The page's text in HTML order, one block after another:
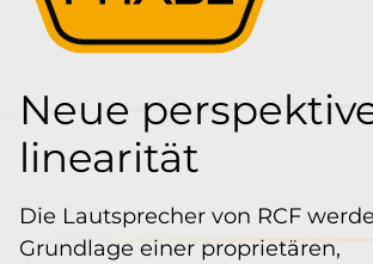
Neue
linearität
Die Lautsprecher von RCF
Grundlage einer proprietären,